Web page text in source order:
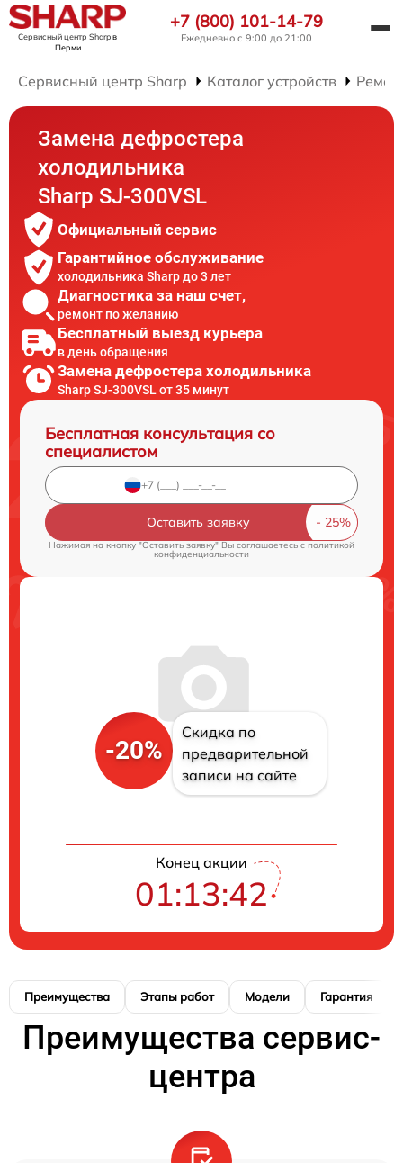
Сервисный центр Sharpв
Перми
+7 (800) 101-14-79
Ежедневно с 9:00 до 21:00
Сервисный центр Sharp Каталог устройств
Замена дефростера
холодильника
Sharp SJ-300VSL
Официальный сервис
Гарантийное обслуживание
холодильника Sharp до 3 лет
Диагностика за наш счет,
ремонт по желанию
Бесплатный выезд курьера
в день обращения
Замена дефростера холодильника
Sharp SJ-300VSL от 35 минут
Бесплатная консультация со
специалистом
Оставить заявку
Нажимая на кнопку "Оставить заявку" Вы соглашаетесь cполитикой
конфиденциальности
-20%
Скидка по
предварительной
записи на сайте
Конец акции
01:13:41
Преимущества Этапы работ Модели Гарантия
Преимущества сервис-
центра